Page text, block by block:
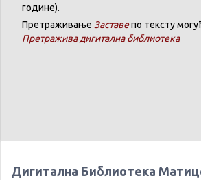
године).
Претраживање Заставепо тексту
Претражива дигитална библиотека
Дигитална Библиотека